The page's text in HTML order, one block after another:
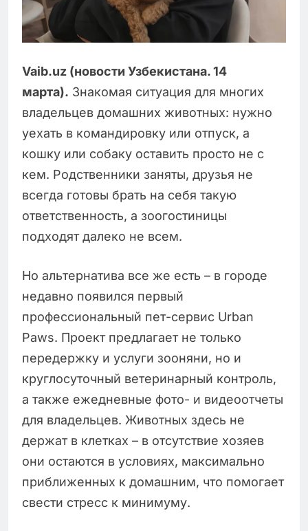
Vaib.uz (новости Узбекистана. 14
марта). Знакомая ситуация для многих
владельцев домашних животных: нужно
уехать в командировку или отпуск, а
кошку или собаку оставить просто не с
кем. Родственники заняты, друзья не
всегда готовы брать на себя такую
ответственность, а зоогостиницы
подходят далеко не всем.
Но альтернатива все же есть – в городе
недавно появился первый
профессиональный пет-сервис Urban
Paws. Проект предлагает не только
передержку и услуги зооняни, но и
круглосуточный ветеринарный контроль,
а также ежедневные фото- и видеоотчеты
для владельцев. Животных здесь не
держат в клетках – в отсутствие хозяев
они остаются в условиях, максимально
приближенных к домашним, что помогает
свести стресс к минимуму.